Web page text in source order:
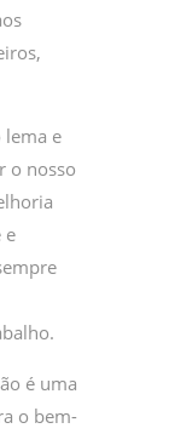
lema e
o nosso
e
é uma
o bem-